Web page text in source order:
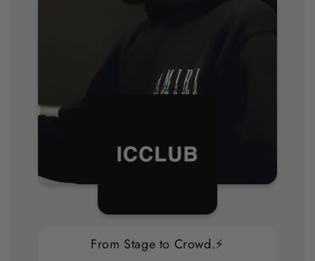
From Stage to Crowd.⚡